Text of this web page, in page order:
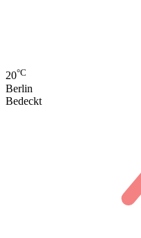
20°C
Berlin
Bedeckt